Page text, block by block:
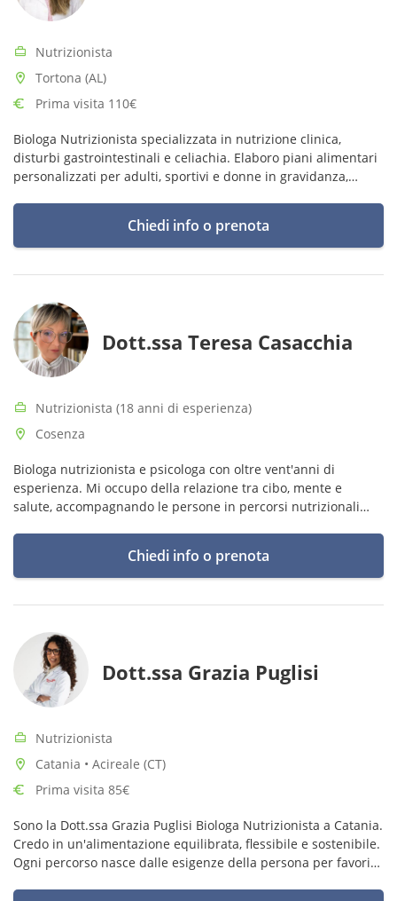
Nutrizionista
Tortona (AL)
Prima visita 110€
Biologa Nutrizionista specializzata in nutrizione clinica,
disturbi gastrointestinali e celiachia. Elaboro piani alimentari
personalizzati per adulti, sportivi e donne in gravidanza,
Chiedi info o prenota
Dott.ssa Teresa Casacchia
Nutrizionista (18 anni di esperienza)
Cosenza
Biologa nutrizionista e psicologa con oltre vent'anni di
esperienza. Mi occupo della relazione tra cibo, mente e
salute, accompagnando le persone in percorsi nutrizionali
Chiedi info o prenota
Dott.ssa Grazia Puglisi
Nutrizionista
Catania • Acireale (CT)
Prima visita 85€
Sono la Dott.ssa Grazia Puglisi Biologa Nutrizionista a Catania.
Credo in un'alimentazione equilibrata, flessibile e sostenibile.
Ogni percorso nasce dalle esigenze della persona per favorire